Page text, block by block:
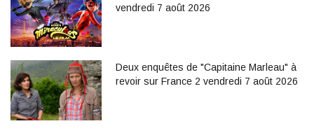
vendredi 7 août 2026
Deux enquêtes de "Capitaine Marleau" à
revoir sur France 2 vendredi 7 août 2026